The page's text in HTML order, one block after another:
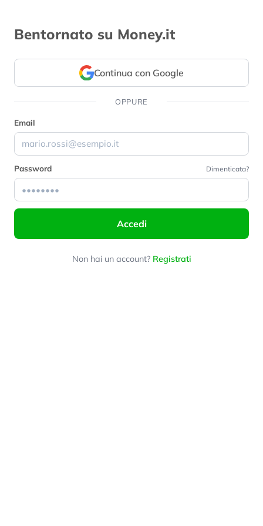
Bentornato su Money.it
Continua con Google
OPPURE
Email
Password Dimenticata?
Accedi
Non hai un account? Registrati